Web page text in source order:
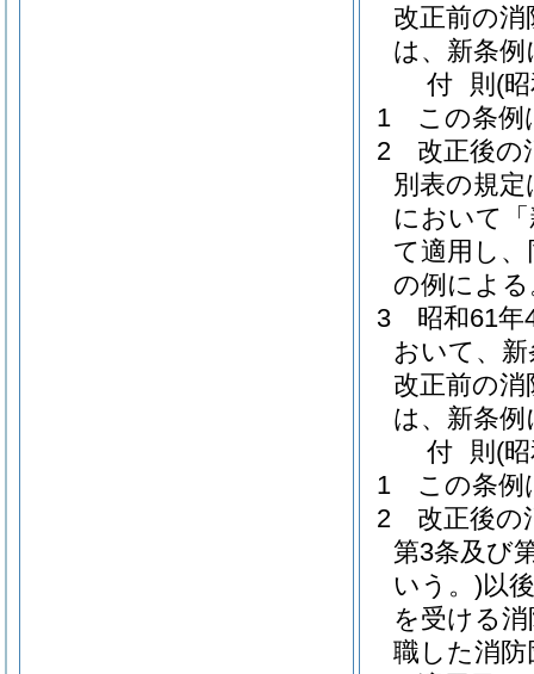
改正前の
は、新条
付 則 (
1
この条例
2
改正後の
別表の規
において
て適用し
の例による
3
昭和61
おいて、
改正前の
は、新条
付 則 (
1
この条例
2
改正後の
第3条及び
いう。)以
を受ける
職した消